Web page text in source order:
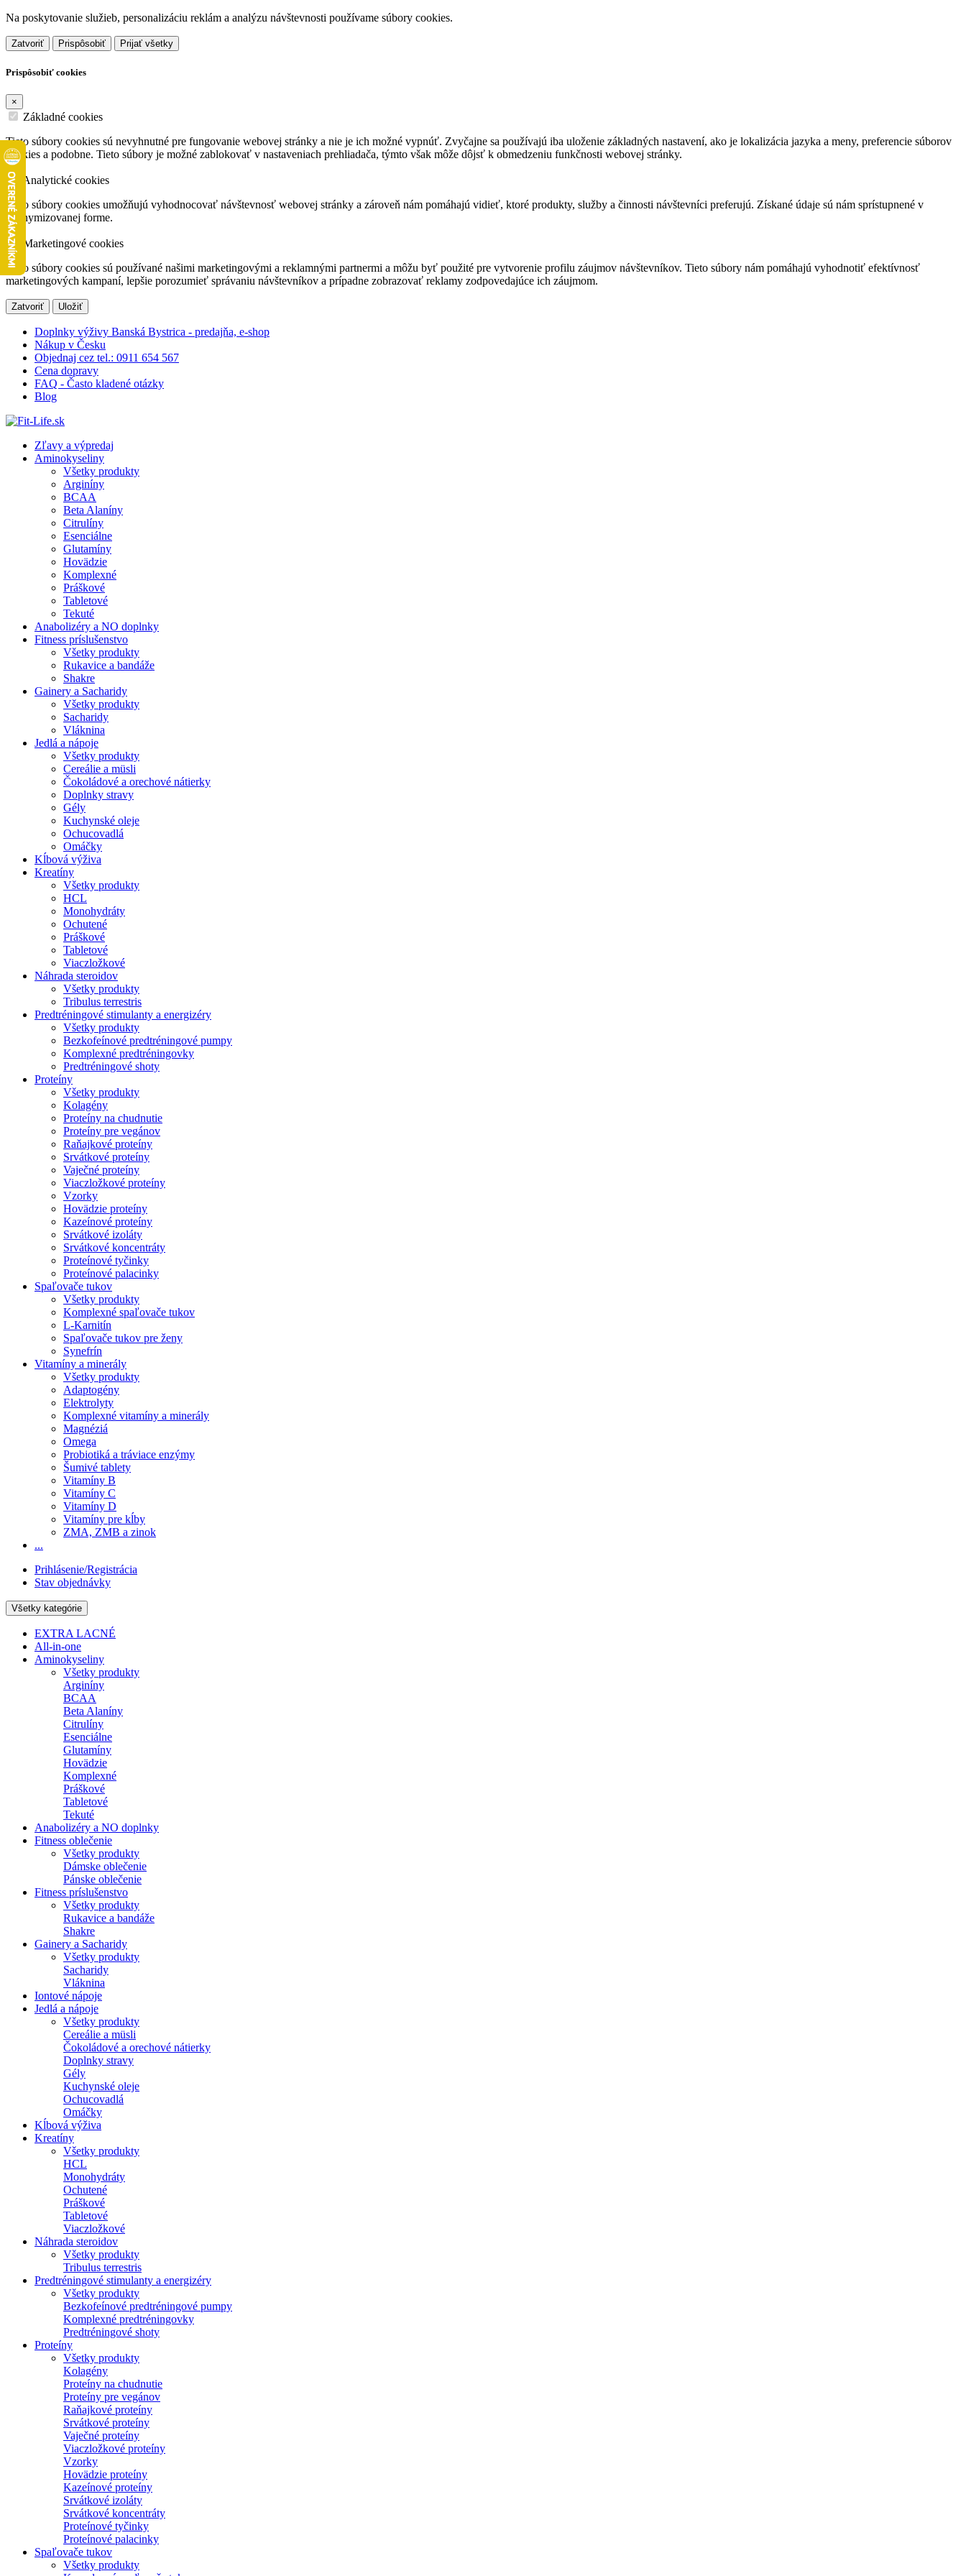
Na poskytovanie služieb, personalizáciu reklám a analýzu návštevnosti používame súbory cookies.
Zatvoriť Prispôsobiť Prijať všetky
Prispôsobiť cookies
×
Základné cookies
Tieto súbory cookies sú nevyhnutné pre fungovanie webovej stránky a nie je ich možné vypnúť. Zvyčajne sa používajú iba uloženie základných nastavení, ako je lokalizácia jazyka a meny, preferencie súborov
cookies a podobne. Tieto súbory je možné zablokovať v nastaveniach prehliadača, týmto však môže dôjsť k obmedzeniu funkčnosti webovej stránky.
Analytické cookies
Tieto súbory cookies umožňujú vyhodnocovať návštevnosť webovej stránky a zároveň nám pomáhajú vidieť, ktoré produkty, služby a činnosti návštevníci preferujú. Získané údaje sú nám sprístupnené v
anonymizovanej forme.
Marketingové cookies
Tieto súbory cookies sú používané našimi marketingovými a reklamnými partnermi a môžu byť použité pre vytvorenie profilu záujmov návštevníkov. Tieto súbory nám pomáhajú vyhodnotiť efektívnosť
marketingových kampaní, lepšie porozumieť správaniu návštevníkov a prípadne zobrazovať reklamy zodpovedajúce ich záujmom.
Zatvoriť Uložiť
Doplnky výživy Banská Bystrica - predajňa, e-shop
Nákup v Česku
Objednaj cez tel.: 0911 654 567
Cena dopravy
FAQ - Často kladené otázky
Blog
Zľavy a výpredaj
Aminokyseliny
Všetky produkty
Arginíny
BCAA
Beta Alaníny
Citrulíny
Esenciálne
Glutamíny
Hovädzie
Komplexné
Práškové
Tabletové
Tekuté
Anabolizéry a NO doplnky
Fitness príslušenstvo
Všetky produkty
Rukavice a bandáže
Shakre
Gainery a Sacharidy
Všetky produkty
Sacharidy
Vláknina
Jedlá a nápoje
Všetky produkty
Cereálie a müsli
Čokoládové a orechové nátierky
Doplnky stravy
Gély
Kuchynské oleje
Ochucovadlá
Omáčky
Kĺbová výživa
Kreatíny
Všetky produkty
HCL
Monohydráty
Ochutené
Práškové
Tabletové
Viaczložkové
Náhrada steroidov
Všetky produkty
Tribulus terrestris
Predtréningové stimulanty a energizéry
Všetky produkty
Bezkofeínové predtréningové pumpy
Komplexné predtréningovky
Predtréningové shoty
Proteíny
Všetky produkty
Kolagény
Proteíny na chudnutie
Proteíny pre vegánov
Raňajkové proteíny
Srvátkové proteíny
Vaječné proteíny
Viaczložkové proteíny
Vzorky
Hovädzie proteíny
Kazeínové proteíny
Srvátkové izoláty
Srvátkové koncentráty
Proteínové tyčinky
Proteínové palacinky
Spaľovače tukov
Všetky produkty
Komplexné spaľovače tukov
L-Karnitín
Spaľovače tukov pre ženy
Synefrín
Vitamíny a minerály
Všetky produkty
Adaptogény
Elektrolyty
Komplexné vitamíny a minerály
Magnéziá
Omega
Probiotiká a tráviace enzýmy
Šumivé tablety
Vitamíny B
Vitamíny C
Vitamíny D
Vitamíny pre kĺby
ZMA, ZMB a zinok
...
Prihlásenie/Registrácia
Stav objednávky
Všetky kategórie
EXTRA LACNÉ
All-in-one
Aminokyseliny
Všetky produkty
Arginíny
BCAA
Beta Alaníny
Citrulíny
Esenciálne
Glutamíny
Hovädzie
Komplexné
Práškové
Tabletové
Tekuté
Anabolizéry a NO doplnky
Fitness oblečenie
Všetky produkty
Dámske oblečenie
Pánske oblečenie
Fitness príslušenstvo
Všetky produkty
Rukavice a bandáže
Shakre
Gainery a Sacharidy
Všetky produkty
Sacharidy
Vláknina
Iontové nápoje
Jedlá a nápoje
Všetky produkty
Cereálie a müsli
Čokoládové a orechové nátierky
Doplnky stravy
Gély
Kuchynské oleje
Ochucovadlá
Omáčky
Kĺbová výživa
Kreatíny
Všetky produkty
HCL
Monohydráty
Ochutené
Práškové
Tabletové
Viaczložkové
Náhrada steroidov
Všetky produkty
Tribulus terrestris
Predtréningové stimulanty a energizéry
Všetky produkty
Bezkofeínové predtréningové pumpy
Komplexné predtréningovky
Predtréningové shoty
Proteíny
Všetky produkty
Kolagény
Proteíny na chudnutie
Proteíny pre vegánov
Raňajkové proteíny
Srvátkové proteíny
Vaječné proteíny
Viaczložkové proteíny
Vzorky
Hovädzie proteíny
Kazeínové proteíny
Srvátkové izoláty
Srvátkové koncentráty
Proteínové tyčinky
Proteínové palacinky
Spaľovače tukov
Všetky produkty